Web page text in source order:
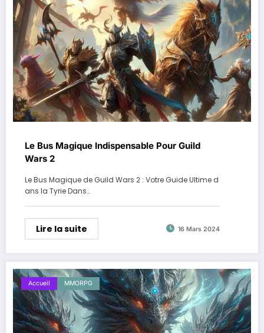
Le Bus Magique Indispensable Pour Guild
Wars 2
Le Bus Magique de Guild Wars 2 : Votre Guide Ultime d
ans la Tyrie Dans…
Lire la suite 16 Mars 2024
Accueil MMORPG